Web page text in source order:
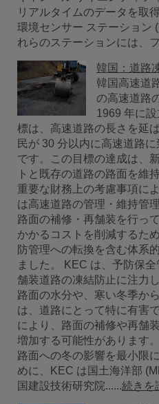
リアルタイムのデータを取
環境センサー ステーション
れらのステーションには、
韓国：道路
韓国高速道
の高速道路
1969 年に
標は、高速道路の長さを延
民が 30 分以内に高速道路
です。この目標の達成は、
トと既存の道路の路面を維
重要な財務上の考慮事項に
は高速道路の管理・維持管
路面の補修・再舗装を行っ
かかるコストを削減するた
防管理への転換を含む体系
ました。 KEC は、予防保
舗装道路の凍結防止に注力
路面の水分や、寒い冬季か
は、道路にとって特に有害
により、路面の補修や再舗
増加する可能性があります
路面への冬の影響を最小限
めに、KEC は国土海洋部
国建設技術研究院......続きを